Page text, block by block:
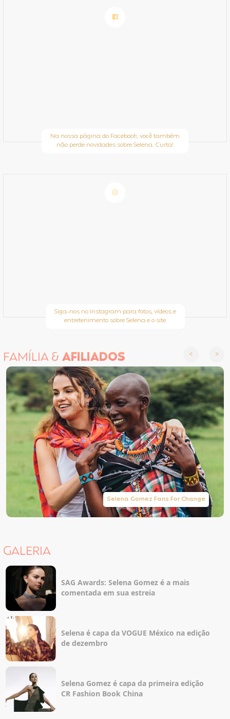
Na nossa página do Facebook, você também
não perde novidades sobre Selena. Curta!
Siga-nos no Instagram para fotos, vídeos e
entretenimento sobre Selena e o site
FAMÍLIA &AFILIADOS
Selena Gomez Fans For Change
GALERIA
SAG Awards: Selena Gomez é a mais
comentada em sua estreia
Selena é capa da VOGUE México na edição
de dezembro
Selena Gomez é capa da primeira edição
CR Fashion Book China